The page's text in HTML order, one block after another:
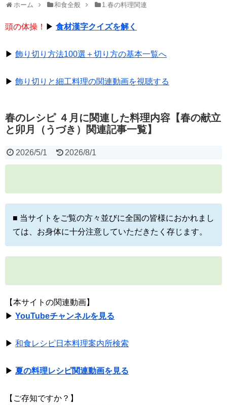
ホーム 和食全般 1.春の料理関連
頭の体操！ ▶ 食材漢字クイズを解く
▶ 飾り切り方法100選＋切り方の基本一覧へ
▶ 飾り切りと細工料理の関連動画を視聴する
春のレシピ ４月に関連した料理内容【春の献立
と卯月（うづき）関連記事一覧】
2026/5/1 2026/8/1
■ 当サイトをご覧の方々並びに全国の皆様におかれまし
ては、お身体に十分注意していただきたく存じます。
【本サイトの関連動画】
▶ YouTubeチャンネルを見る
▶ 和食レシピ日本料理案内所検索
▶ 夏の料理レシピ関連動画を見る
【ご存知ですか？】